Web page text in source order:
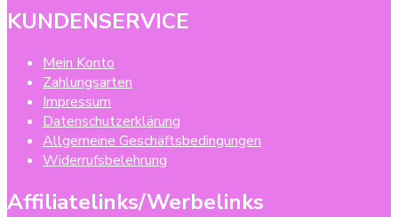
KUNDENSERVICE
Mein Konto
Zahlungsarten
Impressum
Datenschutzerklärung
Allgemeine Geschäftsbedingungen
Widerrufsbelehrung
Affiliatelinks/Werbelinks